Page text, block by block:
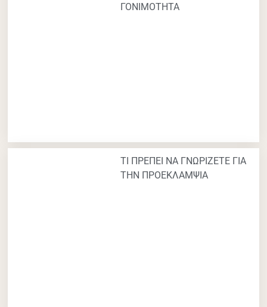
ΓΟΝΙΜΟΤΗΤΑ
ΤΙ ΠΡΕΠΕΙ ΝΑ ΓΝΩΡΙΖΕΤΕ ΓΙΑ
ΤΗΝ ΠΡΟΕΚΛΑΜΨΙΑ